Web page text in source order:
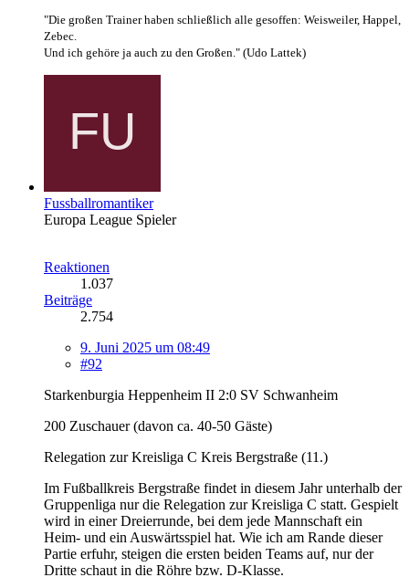
"Die großen Trainer haben schließlich alle gesoffen: Weisweiler, Happel,
Zebec.
Und ich gehöre ja auch zu den Großen." (Udo Lattek)
Fussballromantiker
Europa League Spieler
Reaktionen
1.037
Beiträge
2.754
9. Juni 2025 um 08:49
#92
Starkenburgia Heppenheim II 2:0 SV Schwanheim
200 Zuschauer (davon ca. 40-50 Gäste)
Relegation zur Kreisliga C Kreis Bergstraße (11.)
Im Fußballkreis Bergstraße findet in diesem Jahr unterhalb der
Gruppenliga nur die Relegation zur Kreisliga C statt. Gespielt
wird in einer Dreierrunde, bei dem jede Mannschaft ein
Heim- und ein Auswärtsspiel hat. Wie ich am Rande dieser
Partie erfuhr, steigen die ersten beiden Teams auf, nur der
Dritte schaut in die Röhre bzw. D-Klasse.